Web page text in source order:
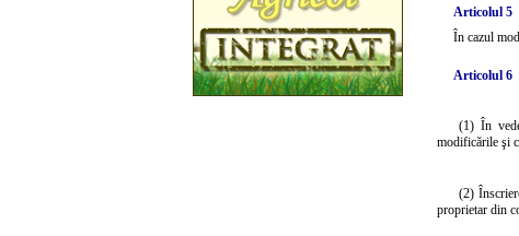
Articolul 5
În cazul
Articolul 6
(1) În
modificările şi
(2)
proprietar din